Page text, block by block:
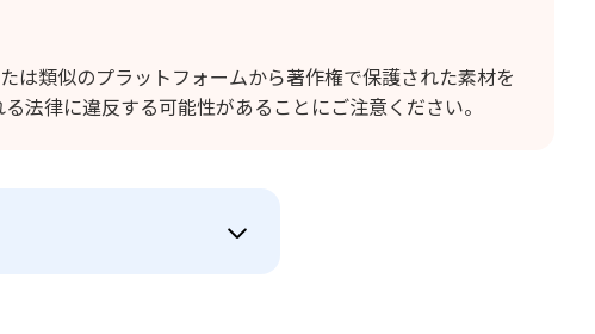
は類似のプラットフォームから著作権で保護された素材を
法律に違反する可能性があることにご注意ください。